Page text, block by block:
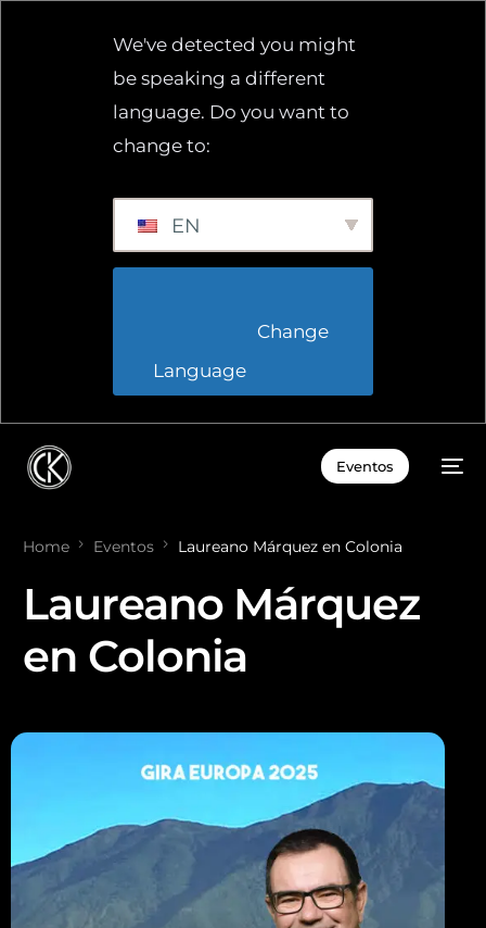
We've detected you might
be speaking a different
language. Do you want to
change to:
EN
Language
Eventos
Home Eventos Laureano Márquez en Colonia
Laureano Márquez
en Colonia